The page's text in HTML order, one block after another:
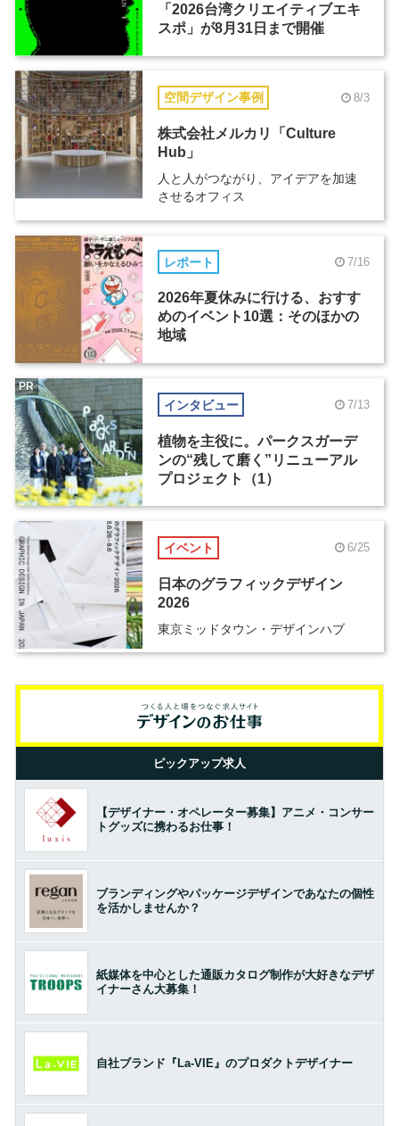
「2026台湾クリエイティブエキ
スポ」が8月31日まで開催
空間デザイン事例 8/3
株式会社メルカリ「Culture
Hub」
人と人がつながり、アイデアを加速
させるオフィス
レポート 7/16
2026年夏休みに行ける、おすす
めのイベント10選：そのほかの
地域
インタビュー 7/13
植物を主役に。パークスガーデ
ンの“残して磨く”リニューアル
プロジェクト（1）
PR
イベント 6/25
日本のグラフィックデザイン
2026
東京ミッドタウン・デザインハブ
ピックアップ求人
【デザイナー・オペレーター募集】アニメ・コンサー
トグッズに携わるお仕事！
ブランディングやパッケージデザインであなたの個性
を活かしませんか？
紙媒体を中心とした通販カタログ制作が大好きなデザ
イナーさん大募集！
自社ブランド『La-VIE』のプロダクトデザイナー